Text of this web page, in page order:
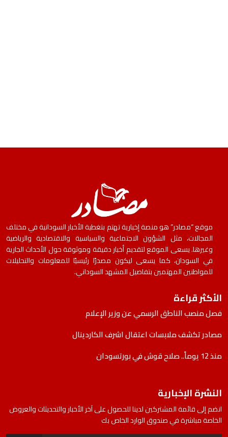
موقع “مصادر” هو منصة إخبارية تهتم بتغطية الأخبار السودانية في مختلف
المجالات، مثل الشؤون الاجتماعية والسياسية والاقتصادية والرياضية
وغيرها. يسعى الموقع لتقديم أخبار دقيقة وموثوقة حول الأحداث الجارية
في السودان، كما يسعى ليكون مصدرًا رئيسيًا للمعلومات والتحليلات
للمواطنين المهتمين بتفاصيل المشهد السوداني.
الأكثر قراءة
فصل منصب الناطق الرسمي عن وزير الإعلام
مصادر تكشف ملابسات اعتقال اشرف الكاردينال
منذ 12 يوماً.. صلاح قوش في بورتسودان
النشرة الإخبارية
انضم إلى قائمة المشتركين لدينا للحصول على آخر الأخبار والتحديثات والعروض
الخاصة مباشرة في صندوق الوارد الخاص بك